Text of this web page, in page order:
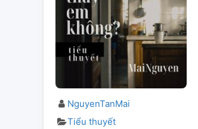
NguyenTanMai
Tiểu thuyết